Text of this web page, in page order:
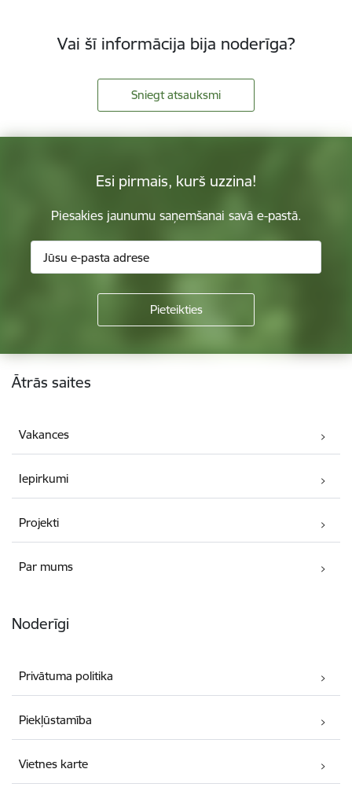
Vai šī informācija bija noderīga?
Sniegt atsauksmi
Esi pirmais, kurš uzzina!
Piesakies jaunumu saņemšanai savā e-pastā.
Kājene
Ātrās saites
Vakances
Iepirkumi
Projekti
Par mums
Noderīgi
Privātuma politika
Piekļūstamība
Vietnes karte